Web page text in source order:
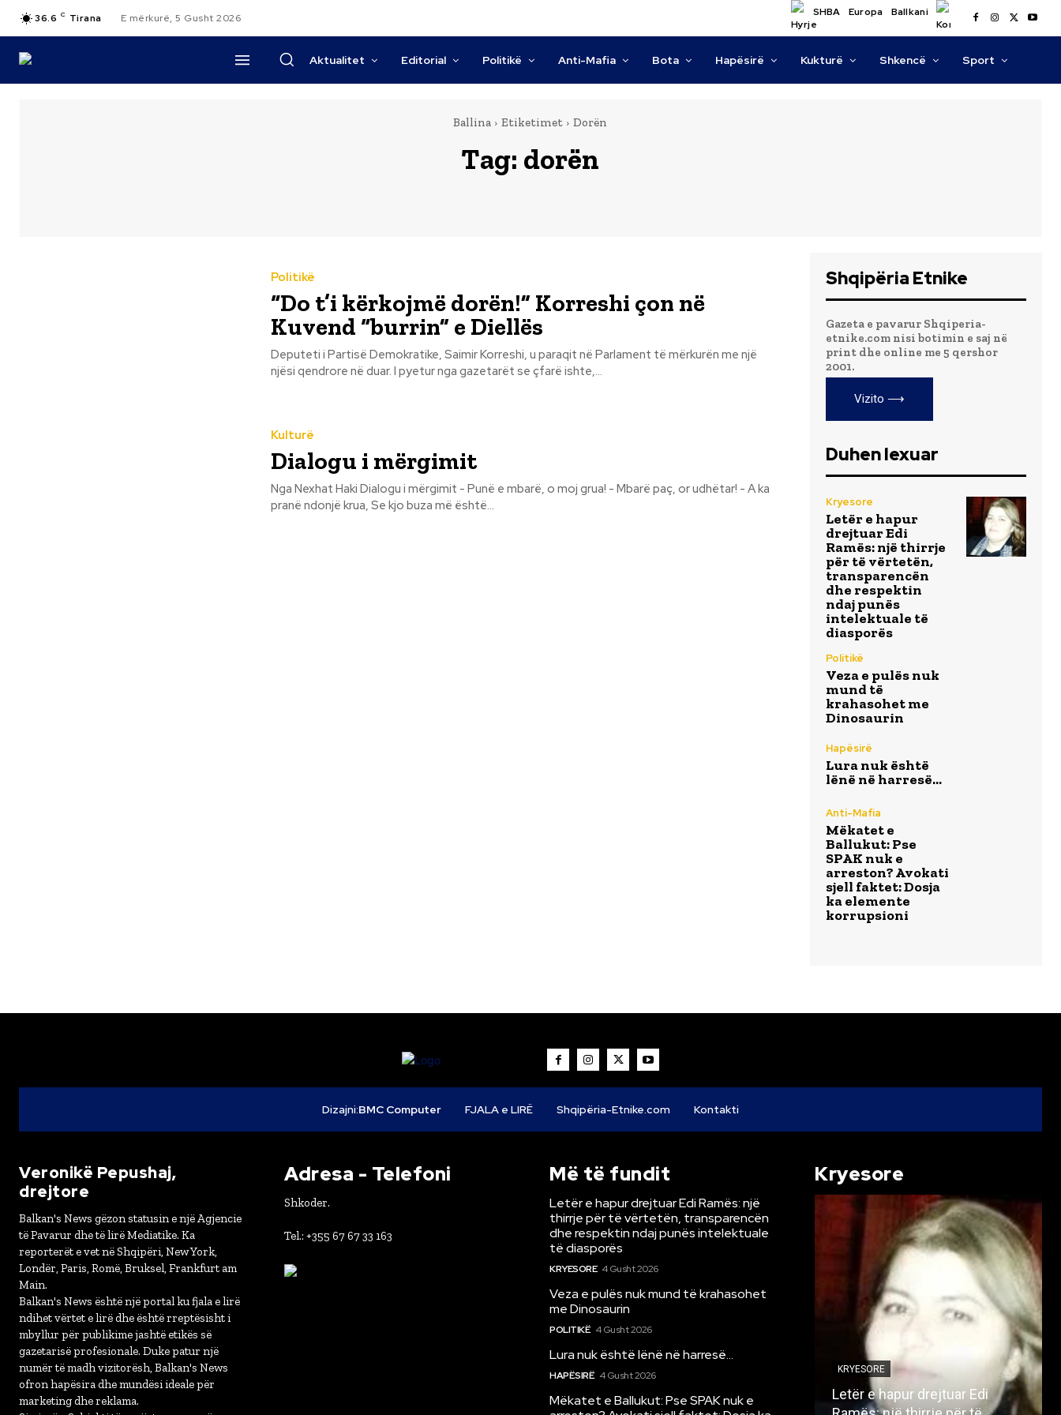
36.6 C Tirana E mërkurë, 5 Gusht 2026 SHBA Europa Ballkani
Aktualitet Editorial Politikë Anti-Mafia Bota Hapësirë Kukturë Shkencë Sport
Ballina Etiketimet Dorën
Tag: dorën
Politikë
“Do t’i kërkojmë dorën!” Korreshi çon në
Kuvend “burrin” e Diellës
Deputeti i Partisë Demokratike, Saimir Korreshi, u paraqit në Parlament të mërkurën me një
njësi qendrore në duar. I pyetur nga gazetarët se çfarë ishte,...
Kulturë
Dialogu i mërgimit
Nga Nexhat Haki Dialogu i mërgimit - Punë e mbarë, o moj grua! - Mbarë paç, or udhëtar! - A ka
pranë ndonjë krua, Se kjo buza më është...
Shqipëria Etnike
Gazeta e pavarur Shqiperia-
etnike.com nisi botimin e saj në
print dhe online me 5 qershor
2001.
Vizito ⟶
Duhen lexuar
Kryesore
Letër e hapur
drejtuar Edi
Ramës: një thirrje
për të vërtetën,
transparencën
dhe respektin
ndaj punës
intelektuale të
diasporës
Politikë
Veza e pulës nuk
mund të
krahasohet me
Dinosaurin
Hapësirë
Lura nuk është
lënë në harresë…
Anti-Mafia
Mëkatet e
Ballukut: Pse
SPAK nuk e
arreston? Avokati
sjell faktet: Dosja
ka elemente
korrupsioni
Dizajni:BMC Computer FJALA e LIRË Shqipëria-Etnike.com Kontakti
Veronikë Pepushaj,
drejtore
Balkan's News gëzon statusin e një Agjencie
të Pavarur dhe të lirë Mediatike. Ka
reporterët e vet në Shqipëri, New York,
Londër, Paris, Romë, Bruksel, Frankfurt am
Main.
Balkan's News është një portal ku fjala e lirë
ndihet vërtet e lirë dhe është rreptësisht i
mbyllur për publikime jashtë etikës së
gazetarisë profesionale. Duke patur një
numër të madh vizitorësh, Balkan's News
ofron hapësira dhe mundësi ideale për
marketing dhe reklama.
Adresa - Telefoni
Shkoder.
Tel.: +355 67 67 33 163
Më të fundit
Letër e hapur drejtuar Edi Ramës: një
thirrje për të vërtetën, transparencën
dhe respektin ndaj punës intelektuale
të diasporës
KRYESORE 4 Gusht 2026
Veza e pulës nuk mund të krahasohet
me Dinosaurin
POLITIKË 4 Gusht 2026
Lura nuk është lënë në harresë…
HAPËSIRË 4 Gusht 2026
Mëkatet e Ballukut: Pse SPAK nuk e
Kryesore
KRYESORE
Letër e hapur drejtuar Edi